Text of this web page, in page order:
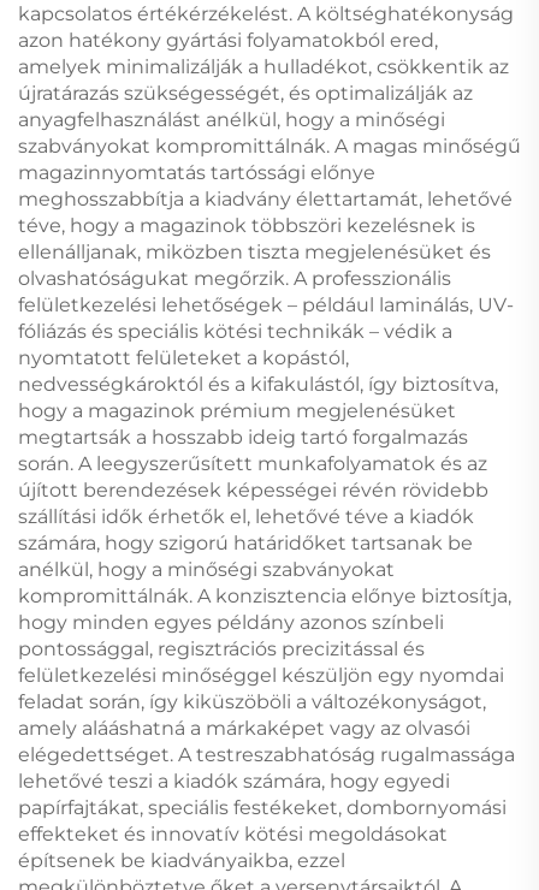
kapcsolatos értékérzékelést. A költséghatékonyság
azon hatékony gyártási folyamatokból ered,
amelyek minimalizálják a hulladékot, csökkentik az
újratárazás szükségességét, és optimalizálják az
anyagfelhasználást anélkül, hogy a minőségi
szabványokat kompromittálnák. A magas minőségű
magazinnyomtatás tartóssági előnye
meghosszabbítja a kiadvány élettartamát, lehetővé
téve, hogy a magazinok többszöri kezelésnek is
ellenálljanak, miközben tiszta megjelenésüket és
olvashatóságukat megőrzik. A professzionális
felületkezelési lehetőségek – például laminálás, UV-
fóliázás és speciális kötési technikák – védik a
nyomtatott felületeket a kopástól,
nedvességkároktól és a kifakulástól, így biztosítva,
hogy a magazinok prémium megjelenésüket
megtartsák a hosszabb ideig tartó forgalmazás
során. A leegyszerűsített munkafolyamatok és az
újított berendezések képességei révén rövidebb
szállítási idők érhetők el, lehetővé téve a kiadók
számára, hogy szigorú határidőket tartsanak be
anélkül, hogy a minőségi szabványokat
kompromittálnák. A konzisztencia előnye biztosítja,
hogy minden egyes példány azonos színbeli
pontossággal, regisztrációs precizitással és
felületkezelési minőséggel készüljön egy nyomdai
feladat során, így kiküszöböli a változékonyságot,
amely alááshatná a márkaképet vagy az olvasói
elégedettséget. A testreszabhatóság rugalmassága
lehetővé teszi a kiadók számára, hogy egyedi
papírfajtákat, speciális festékeket, dombornyomási
effekteket és innovatív kötési megoldásokat
építsenek be kiadványaikba, ezzel